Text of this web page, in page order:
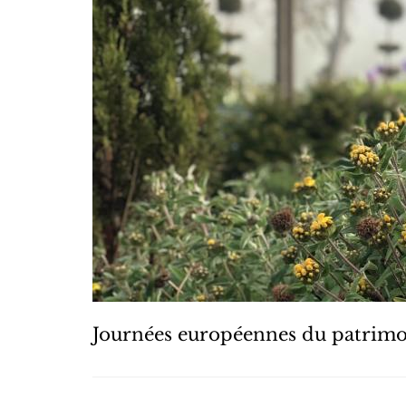
Journées européennes du